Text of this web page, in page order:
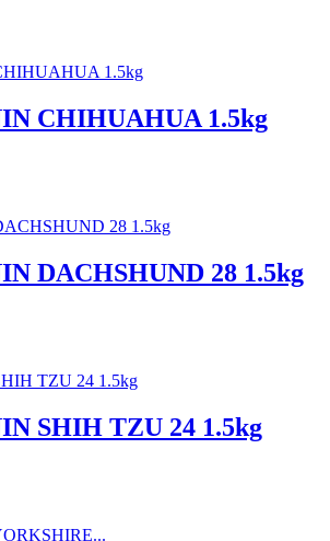
CHIHUAHUA 1.5kg
DACHSHUND 28 1.5kg
SHIH TZU 24 1.5kg